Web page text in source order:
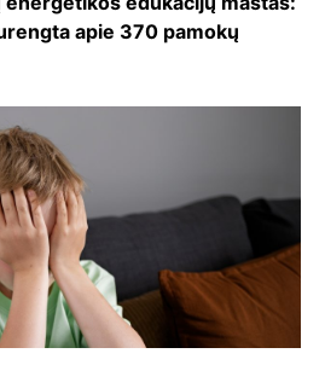
apie 370 pamokų